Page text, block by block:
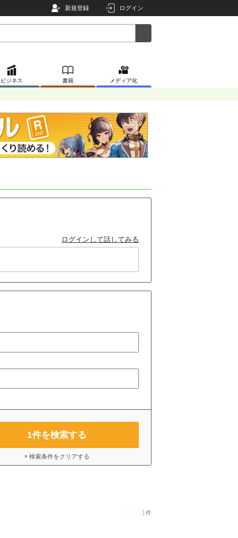
新規登録 ログイン
ビジネス 書籍 メディア化
ログインして話してみる
1件を検索する
× 検索条件をクリアする
1件